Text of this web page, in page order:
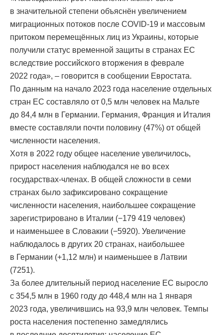
в значительной степени объяснён увеличением
миграционных потоков после COVID-19 и массовым
притоком перемещённых лиц из Украины, которые
получили статус временной защиты в странах ЕС
вследствие российского вторжения в феврале
2022 года», – говорится в сообщении Евростата.
По данным на начало 2023 года население отдельных
стран ЕС составляло от 0,5 млн человек на Мальте
до 84,4 млн в Германии. Германия, Франция и Италия
вместе составляли почти половину (47%) от общей
численности населения.
Хотя в 2022 году общее население увеличилось,
прирост населения наблюдался не во всех
государствах-членах. В общей сложности в семи
странах было зафиксировано сокращение
численности населения, наибольшее сокращение
зарегистрировано в Италии (−179 419 человек)
и наименьшее в Словакии (−5920). Увеличение
наблюдалось в других 20 странах, наибольшее
в Германии (+1,12 млн) и наименьшее в Латвии
(7251).
За более длительный период население ЕС выросло
с 354,5 млн в 1960 году до 448,4 млн на 1 января
2023 года, увеличившись на 93,9 млн человек. Темпы
роста населения постепенно замедлялись